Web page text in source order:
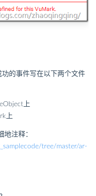
的事件写在以下两个文件
上
上
地注释：
tree/master/ar-